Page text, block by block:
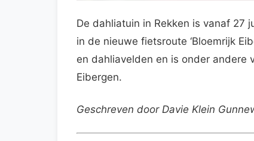
De dahliatuin in Rekken is vanaf 27
in de nieuwe fietsroute ‘Bloemrijk
en dahliavelden en is onder andere
Eibergen.
Geschreven door Davie Klein